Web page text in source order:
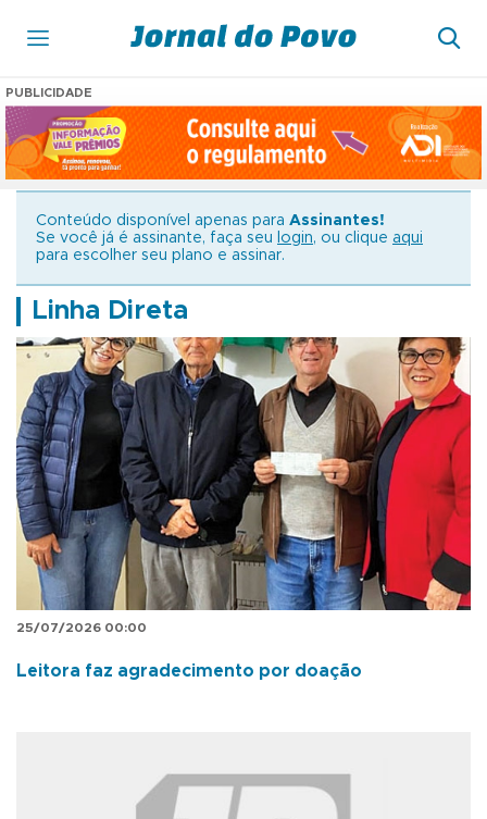
PUBLICIDADE
Conteúdo disponível apenas para Assinantes!
Se você já é assinante, faça seu
login, ou clique aqui
para escolher seu plano e assinar.
Linha Direta
25/07/2026 00:00
Leitora faz agradecimento por doação